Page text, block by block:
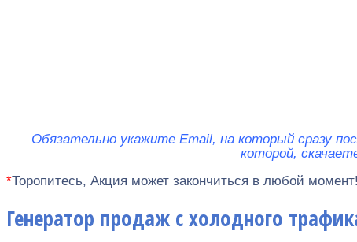
Обязательно укажите Email, на который сразу
которой,
*Торопитесь, Акция может закончиться в любой момент!
Генератор продаж с холодного